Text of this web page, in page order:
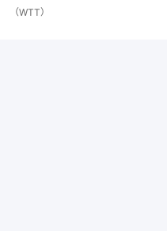
（WTT）